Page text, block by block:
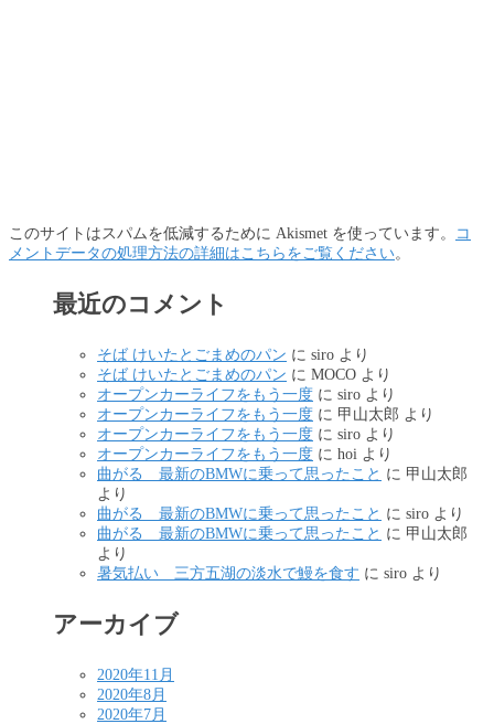
このサイトはスパムを低減するために Akismet を使っています。
コ
メントデータの処理方法の詳細はこちらをご覧ください。
最近のコメント
そば けいたとごまめのパン に siro より
そば けいたとごまめのパン に MOCO より
オープンカーライフをもう一度 に siro より
オープンカーライフをもう一度 に 甲山太郎 より
オープンカーライフをもう一度 に siro より
オープンカーライフをもう一度 に hoi より
曲がる 最新のBMWに乗って思ったこと に 甲山太郎
より
曲がる 最新のBMWに乗って思ったこと に siro より
曲がる 最新のBMWに乗って思ったこと に 甲山太郎
より
暑気払い 三方五湖の淡水で鰻を食す に siro より
アーカイブ
2020年11月
2020年8月
2020年7月